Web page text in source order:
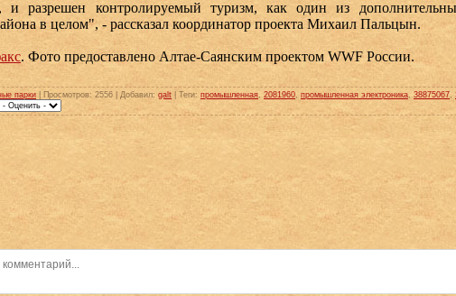
и разрешен контролируемый туризм, как один из
в целом", - рассказал координатор проекта Михаил Пальцын.
. Фото предоставлено Алтае-Саянским проектом WWF России.
парки Просмотров: 2556 | Добавил: galt Теги: промышленная 2081960 промышленная электроника 38875067